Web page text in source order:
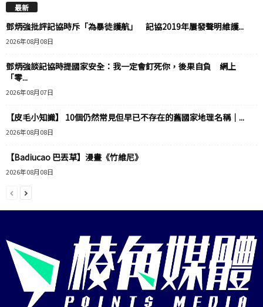
最新
鄧炳強批評記協時斥「為暴徒護航」 記協2019年屢發聲明維護...
2026年08月08日
鄧炳強談記協時提國家安全：我一定會釘死你，後果自負 網上
「零...
2026年08月07日
【皮毛小知識】 10個仍然常見但早已不存在的舊國家地理名稱｜...
2026年08月08日
【Badiucao 巴丟草】漫畫《竹維尼》
2026年08月08日